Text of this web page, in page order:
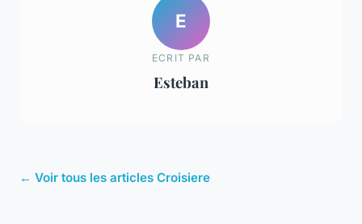
E
ECRIT PAR
Esteban
← Voir tous les articles Croisiere